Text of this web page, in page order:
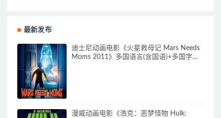
最新发布
迪士尼动画电影《火星救母记 Mars Needs
Moms 2011》多国语言(含国语)+多国字幕
漫威动画电影《浩克：恶梦怪物 Hulk: